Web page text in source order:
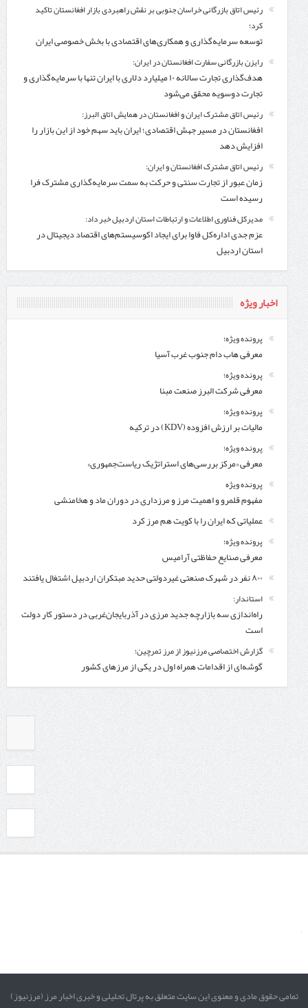
رئیس اتاق بازرگانی خراسان جنوبی بر نقش راهبردی بازار افغانستان تاکید
کرد؛
توسعه سرمایه‌گذاری و همکاری‌های اقتصادی با بخش خصوصی ایران
رایزن بازرگانی سفارت افغانستان در ایران:
هدف‌گذاری تجارت سالانه ۱۰ میلیارد دلاری با ایران تنها با سرمایه‌گذاری و
تجارت دوسویه محقق می‌شود
رئیس اتاق مشترک ایران و افغانستان در همایش اتاق البرز:
افغانستان در مسیر جهش اقتصادی؛ ایران باید سهم خود از این بازار را
افزایش دهد
رئیس اتاق مشترک افغانستان و ایران:
زمان عبور از تجارت سنتی و حرکت به سمت سرمایه‌گذاری مشترک فرا
رسیده است
مدیرکل فناوری اطلاعات و ارتباطات استان اردبیل خبر داد:
عزم جدی اداره‌کل فاوا برای ایجاد اکوسیستم‌های اقتصاد دیجیتال در
استان اردبیل
اخبار ویژه
پرونده ویژه؛
معرفی هاب دام جنوب غرب آسیا
پرونده ویژه؛
معرفی شركت البرز صنعت مبنا
پرونده ویژه؛
مالیات بر ارزش افزوده (KDV) در ترکیه
پرونده ویژه؛
معرفی «مرکز بررسی‌های استراتژیک ریاست‌جمهوری»
پرونده ویژه
مفهوم قلمرو و اهمیت مرز و مرزداری در دوران ماد و هخامنشی
عملیاتی که ایران را با کویت هم مرز کرد
پرونده ویژه؛
معرفی صنایع حفاظتی آرامیس
۸۰۰ نفر در شهرک صنعتی غیردولتی حدید مبتکران اردبیل اشتغال یافتند
استاندار:
راه‌اندازی سه بازارچه جدید مرزی در آذربایجان‌غربی در دستور کار دولت
است
گزارش اختصاصی مرزنیوز از مرز تمرچین؛
گوشه‌ای از اقدامات همراه اول در یکی از مرزهای کشور
تمامی حقوق مادی و معنوی این سایت متعلق به پرتال تحلیلی و خبری اخبار مرز (مرزنیوز)